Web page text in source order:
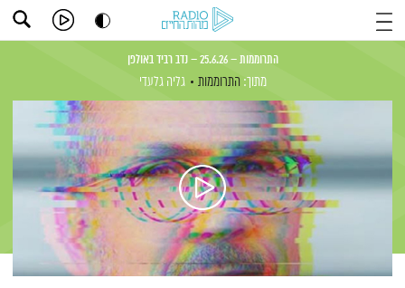
התרוממות – 25.6.26 – נדב רביד באולפן
מתוך: התרוממות גליה גלעדי